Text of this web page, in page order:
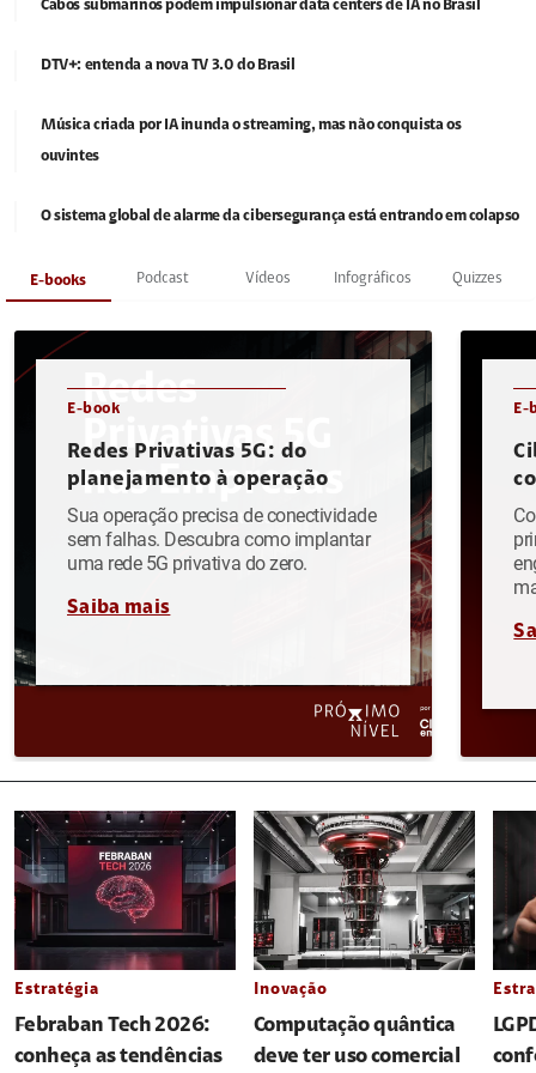
Cabos submarinos podem impulsionar data centers de IA no Brasil
DTV+: entenda a nova TV 3.0 do Brasil
Música criada por IA inunda o streaming, mas não conquista os
ouvintes
O sistema global de alarme da cibersegurança está entrando em colapso
E-books Podcast Vídeos Infográficos Quizzes
E-book
Redes Privativas 5G: do
planejamento à operação
Sua operação precisa de conectividade
sem falhas. Descubra como implantar
uma rede 5G privativa do zero.
Saiba mais
E-
Estratégia
Febraban Tech 2026:
conheça as tendências
Inovação
Computação quântica
deve ter uso comercial